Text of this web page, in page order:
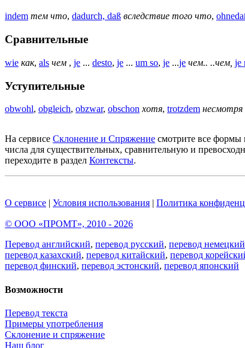
indem тем что, dadurch, daß вследствие того что,
Сравнительные
wie как, als чем , je ... desto, je ... um so, je ...je чем.. ..чем, je
Уступительные
obwohl, obgleich, obzwar, obschon хотя, trotzdem
На сервисе Склонение и Спряжение смотрите все формы
числа для существительных, сравнительную и
переходите в раздел Контексты.
О сервисе | Условия использования | Политика
© ООО «ПРОМТ», 2010 - 2026
Перевод английский, перевод русский, перевод немецкий
перевод казахский, перевод китайский, перевод
перевод финский, перевод эстонский, перевод японский
Возможности
Перевод текста
Примеры употребления
Склонение и спряжение
Наш блог